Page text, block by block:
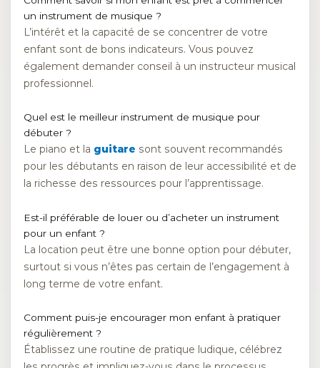
un instrument de musique ?
L’intérêt et la capacité de se concentrer de votre
enfant sont de bons indicateurs. Vous pouvez
également demander conseil à un instructeur musical
professionnel.
Quel est le meilleur instrument de musique pour
débuter ?
Le piano et la guitare sont souvent recommandés
pour les débutants en raison de leur accessibilité et de
la richesse des ressources pour l’apprentissage.
Est-il préférable de louer ou d’acheter un instrument
pour un enfant ?
La location peut être une bonne option pour débuter,
surtout si vous n’êtes pas certain de l’engagement à
long terme de votre enfant.
Comment puis-je encourager mon enfant à pratiquer
régulièrement ?
Établissez une routine de pratique ludique, célébrez